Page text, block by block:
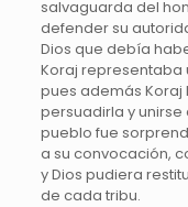
salvaguarda del
defender su
Dios que debía
Koraj representaba
pues además
persuadirla y unirse
pueblo fue
a su convocación,
y Dios pudiera
de cada tribu.